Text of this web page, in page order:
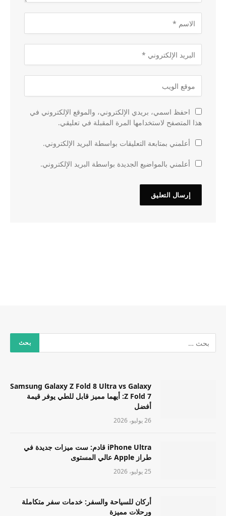
احفظ اسمي، بريدي الإلكتروني، والموقع الإلكتروني في
هذا المتصفح لاستخدامها المرة المقبلة في تعليقي.
أعلمني بمتابعة التعليقات بواسطة البريد الإلكتروني.
أعلمني بالمواضيع الجديدة بواسطة البريد الإلكتروني.
Samsung Galaxy Z Fold 8 Ultra vs Galaxy
Z Fold 7: أيهما مميز قابل للطي يوفر قيمة
أفضل
26 يوليو، 2026
iPhone Ultra قادم: ست ميزات جديدة في
طراز Apple عالي المستوى
25 يوليو، 2026
أركان للسياحة والسفر: خدمات سفر متكاملة
ورحلات مميزة